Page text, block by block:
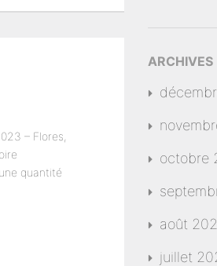
– Flores,
quantité
ARCHIVES
octobre
août
juillet